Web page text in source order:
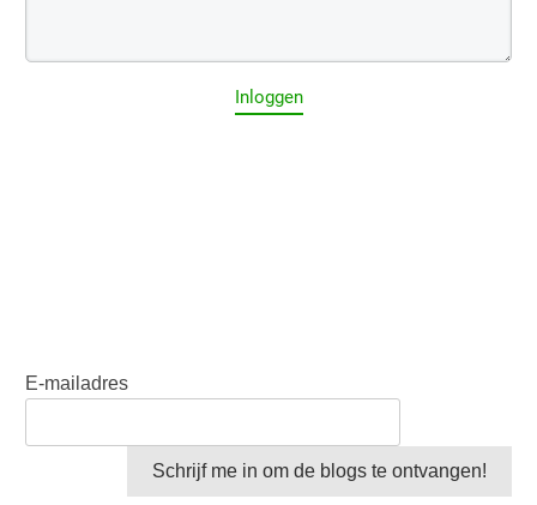
Inloggen
E-mailadres
Schrijf me in om de blogs te ontvangen!